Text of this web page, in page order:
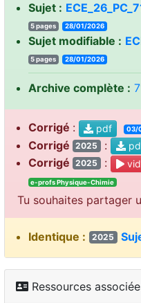
Sujet :
5 pages 28/01/2026
Sujet modifiable :
5 pages 28/01/2026
Archive complète :
Corrigé : pdf 03/
Corrigé 2025 :
Corrigé 2025 :
e-profs Physique-Chimie
Tu souhaites partager
Identique : 2025
Ressources